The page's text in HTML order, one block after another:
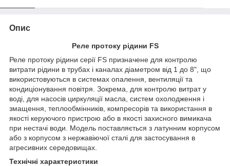
Опис
Реле протоку рідини FS
Реле протоку рідини серії FS призначене для контролю
витрати рідини в трубах і каналах діаметром від 1 до 8", що
використовуються в системах опалення, вентиляції та
кондиціонування повітря. Зокрема, для контролю витрат у
воді, для насосів циркуляції масла, систем охолодження і
змащення, теплообмінників, компресорів та використання в
якості керуючого пристрою або в якості захисного вимикача
при нестачі води. Модель поставляється з латунним корпусом
або з корпусом з нержавіючої сталі для застосування в
агресивних середовищах.
Технічні характеристики